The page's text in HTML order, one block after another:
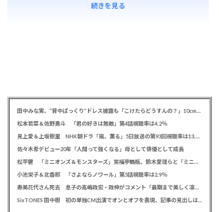
続きを見る
田中みな実、“背中ぱっくり”ドレス披露も「こけたらどうすんの？」10cm超ヒールに心配の声寄せられる
松本若菜＆佐野勇斗 「君の好きは無敵」第4話視聴率は4.2％
見上愛＆上坂樹里 NHK朝ドラ「風、薫る」5日放送の第93回視聴率は13.5％
佐々木希デビュー20年「人間って強くなる」母として俳優として成長
松平健 「ミニオンズ＆モンスターズ」笑福亭鶴瓶、鈴木愛理らと「ミニおんど」披露も「サンバの方が楽」と本音
小池栄子＆北香那 「さよならノワール」第5話視聴率は2.9％
寿美花代さん死去 息子の高嶋政宏・政伸がコメント「最期まで美しく凛とした表情」「最期の最期まで大女優」「
SixTONES 田中樹 初の単独CM出演でオンとオフを表現、記事の見出しは「“いい男の休日”にしてください」とアピール